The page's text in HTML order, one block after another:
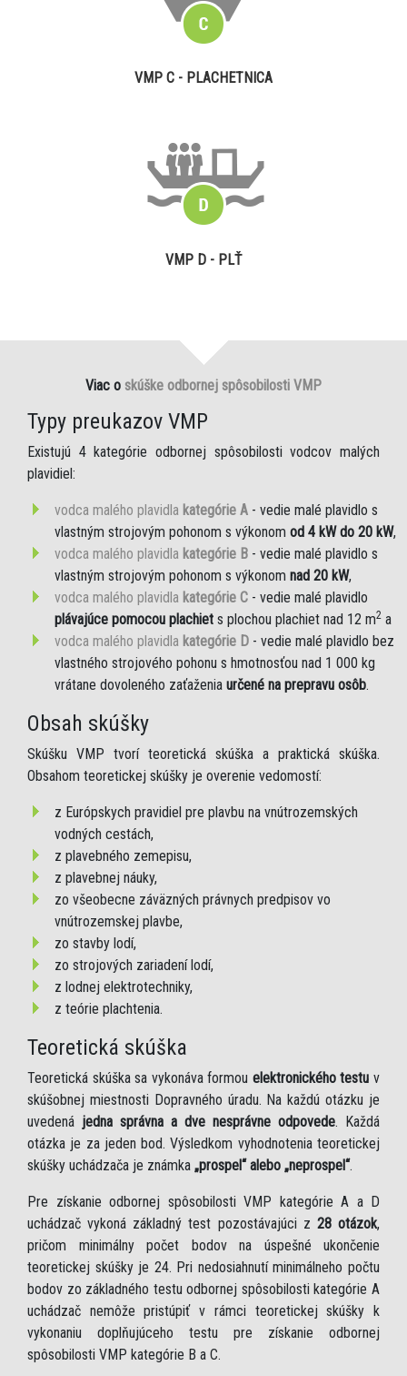
VMP C - PLACHETNICA
VMP D - PLŤ
Viac o skúške odbornej spôsobilosti VMP
Typy preukazov VMP
Existujú 4 kategórie odbornej spôsobilosti vodcov malých
plavidiel:
vodca malého plavidla kategórie A - vedie malé plavidlo s
vlastným strojovým pohonom s výkonom od 4 kW do 20 kW,
vodca malého plavidla kategórie B - vedie malé plavidlo s
vlastným strojovým pohonom s výkonom nad 20 kW,
vodca malého plavidla kategórie C - vedie malé plavidlo
plávajúce pomocou plachiet s plochou plachiet nad 12 m2 a
vodca malého plavidla kategórie D - vedie malé plavidlo bez
vlastného strojového pohonu s hmotnosťou nad 1 000 kg
vrátane dovoleného zaťaženia určené na prepravu osôb.
Obsah skúšky
Skúšku VMP tvorí teoretická skúška a praktická skúška.
Obsahom teoretickej skúšky je overenie vedomostí:
z Európskych pravidiel pre plavbu na vnútrozemských
vodných cestách,
z plavebného zemepisu,
z plavebnej náuky,
zo všeobecne záväzných právnych predpisov vo
vnútrozemskej plavbe,
zo stavby lodí,
zo strojových zariadení lodí,
z lodnej elektrotechniky,
z teórie plachtenia.
Teoretická skúška
Teoretická skúška sa vykonáva formou elektronického testu v
skúšobnej miestnosti Dopravného úradu. Na každú otázku je
uvedená jedna správna a dve nesprávne odpovede. Každá
otázka je za jeden bod. Výsledkom vyhodnotenia teoretickej
skúšky uchádzača je známka „prospel“ alebo „neprospel“.
Pre získanie odbornej spôsobilosti VMP kategórie A a D
uchádzač vykoná základný test pozostávajúci z 28 otázok,
pričom minimálny počet bodov na úspešné ukončenie
teoretickej skúšky je 24. Pri nedosiahnutí minimálneho počtu
bodov zo základného testu odbornej spôsobilosti kategórie A
uchádzač nemôže pristúpiť v rámci teoretickej skúšky k
vykonaniu doplňujúceho testu pre získanie odbornej
spôsobilosti VMP kategórie B a C.